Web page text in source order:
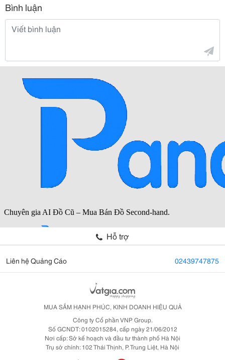
Bình luận
Hỗ trợ
Liên hệ Quảng Cáo 02439747875
MUA SẮM HẠNH PHÚC, KINH DOANH HIỆU QUẢ
Công ty Cổ phần VNP Group.
Số GCNDT: 0102015284, cấp ngày 21/06/2012
Nơi cấp: Sở kế hoạch và đầu tư thành phố Hà Nội
Trụ sở chính: 102 Thái Thịnh, P. Trung Liệt, Hà Nội